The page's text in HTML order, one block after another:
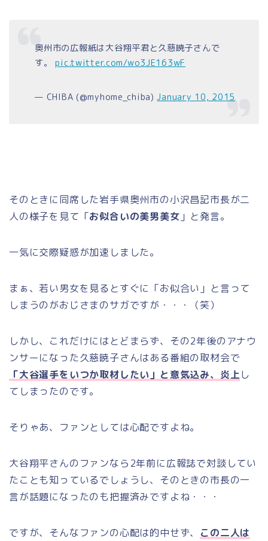
奥州市の広報紙は大谷翔平君と久慈暁子さんで
す。pic.twitter.com/wo3JE163wF
— CHIBA (@myhome_chiba)January 10, 2015
そのときに同席した岩手県奥州市の小沢昌記市長が二
人の様子を見て「お似合いの美男美女 」と発言。
一気に交際疑惑が加速しました。
まぁ、若い男女を見るとすぐに「お似合い」と言って
しまうのがおじさまのサガですが・・・（笑）
しかし、これだけにはとどまらず、その2年後のアナウ
ンサーになった久慈暁子さんはある番組の取材会で
「大谷選手をいつか取材したい」と意気込み、炎上し
てしまったのです。
そりゃあ、ファンとしては心配ですよね。
大谷翔平さんのファンなら2年前に広報誌で対談してい
たことも知っているでしょうし、そのときの市長の一
言が話題になったのも把握済みですよね・・・
ですが、そんなファンの心配は的中せず、 この二人は